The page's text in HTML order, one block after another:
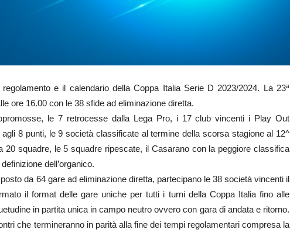
e il calendario della Coppa Italia Serie D 2023/2024. La 23ª
ore 16.00 con le 38 sfide ad eliminazione diretta.
le 7 retrocesse dalla Lega Pro, i 17 club vincenti i Play Out
8 punti, le 9 società classificate al termine della scorsa stagione al 12^
20 squadre, le 5 squadre ripescate, il Casarano con la peggiore classifica
dell’organico.
da 64 gare ad eliminazione diretta, partecipano le 38 società vincenti il
il format delle gare uniche per tutti i turni della Coppa Italia fino alle
in partita unica in campo neutro ovvero con gara di andata e ritorno.
che termineranno in parità alla fine dei tempi regolamentari compresa la